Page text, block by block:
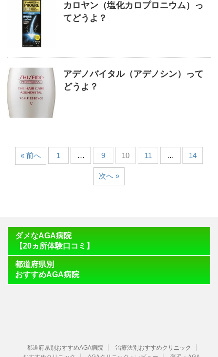
カロヤン（塩化カロプロニウム）っ
てどうよ？
アデノバイタル（アデノシン）って
どうよ？
« 前へ 1 … 9 10 11 … 14
次へ »
ダメなAGA病院
【20ヵ所体験口コミ】
都道府県別
おすすめAGA病院
都道府県別おすすめAGA病院
治療法別おすすめクリニック